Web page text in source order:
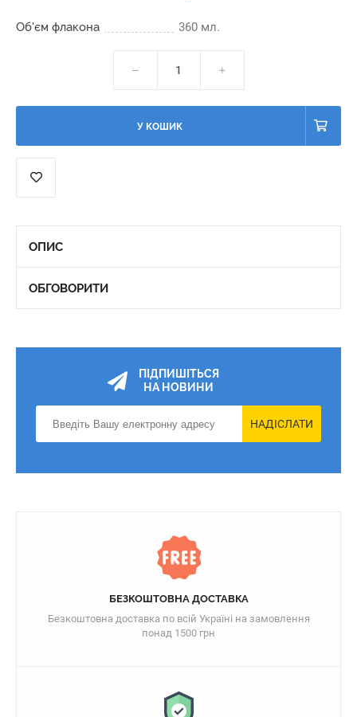
Об'єм флакона 360 мл.
У КОШИК
ОПИС
ОБГОВОРИТИ
ПІДПИШІТЬСЯ
НА НОВИНИ
НАДІСЛАТИ
БЕЗКОШТОВНА ДОСТАВКА
Безкоштовна доставка по всій Україні на замовлення
понад 1500 грн